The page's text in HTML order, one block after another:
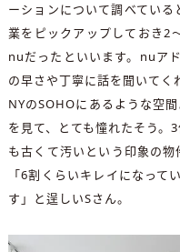
ーションについて調べてい
業をピックアップしておき2
nuだったといいます。nuア
の早さや丁寧に話を聞いてく
NYのSOHOにあるような空
を見て、とても憧れたそう。
も古くて汚いという印象の
「6割くらいキレイになっ
す」と逞しいSさん。